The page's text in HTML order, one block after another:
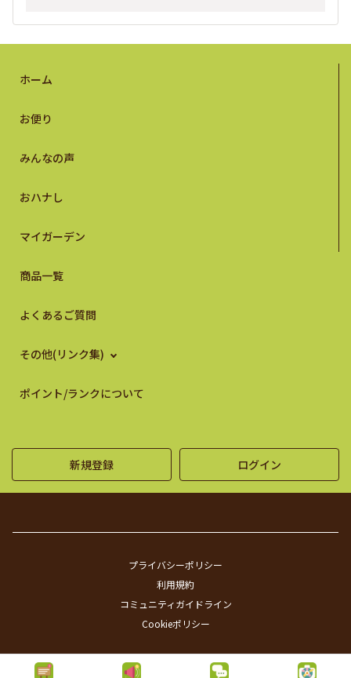
ホーム
お便り
みんなの声
おハナし
マイガーデン
商品一覧
よくあるご質問
その他(リンク集)
ポイント/ランクについて
新規登録 ログイン
プライバシーポリシー
利用規約
コミュニティガイドライン
Cookieポリシー